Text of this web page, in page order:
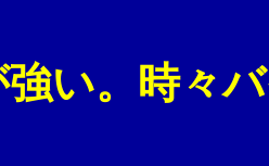
時々バイ